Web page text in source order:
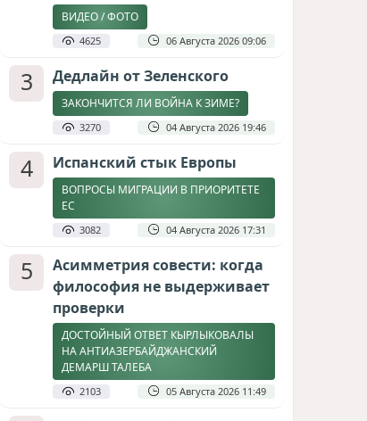
ВИДЕО / ФОТО
4625 06 Августа 2026 09:06
3 Дедлайн от Зеленского
ЗАКОНЧИТСЯ ЛИ ВОЙНА К ЗИМЕ?
3270 04 Августа 2026 19:46
4 Испанский стык Европы
ВОПРОСЫ МИГРАЦИИ В ПРИОРИТЕТЕ
ЕС
3082 04 Августа 2026 17:31
5
Асимметрия совести: когда
философия не выдерживает
проверки
ДОСТОЙНЫЙ ОТВЕТ КЫРЛЫКОВАЛЫ
НА АНТИАЗЕРБАЙДЖАНСКИЙ
ДЕМАРШ ТАЛЕБА
2103 05 Августа 2026 11:49